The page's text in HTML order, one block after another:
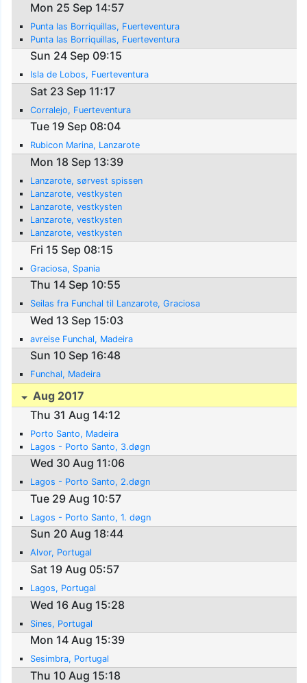
Mon 25 Sep 14:57
Punta las Borriquillas, Fuerteventura
Punta las Borriquillas, Fuerteventura
Sun 24 Sep 09:15
Isla de Lobos, Fuerteventura
Sat 23 Sep 11:17
Corralejo, Fuerteventura
Tue 19 Sep 08:04
Rubicon Marina, Lanzarote
Mon 18 Sep 13:39
Lanzarote, sørvest spissen
Lanzarote, vestkysten
Lanzarote, vestkysten
Lanzarote, vestkysten
Lanzarote, vestkysten
Fri 15 Sep 08:15
Graciosa, Spania
Thu 14 Sep 10:55
Seilas fra Funchal til Lanzarote, Graciosa
Wed 13 Sep 15:03
avreise Funchal, Madeira
Sun 10 Sep 16:48
Funchal, Madeira
Aug 2017
Thu 31 Aug 14:12
Porto Santo, Madeira
Lagos - Porto Santo, 3.døgn
Wed 30 Aug 11:06
Lagos - Porto Santo, 2.døgn
Tue 29 Aug 10:57
Lagos - Porto Santo, 1. døgn
Sun 20 Aug 18:44
Alvor, Portugal
Sat 19 Aug 05:57
Lagos, Portugal
Wed 16 Aug 15:28
Sines, Portugal
Mon 14 Aug 15:39
Sesimbra, Portugal
Thu 10 Aug 15:18